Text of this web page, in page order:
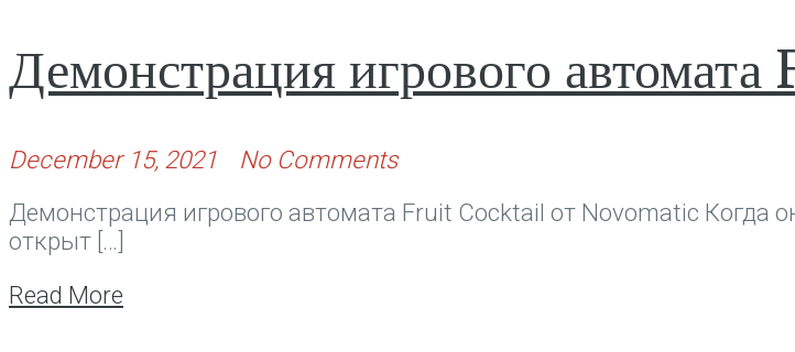
Демонстрация игрового
December 15, 2021 No Comments
Демонстрация игрового автомата Fruit Cocktail от Novomatic Когда
открыт […]
Read More